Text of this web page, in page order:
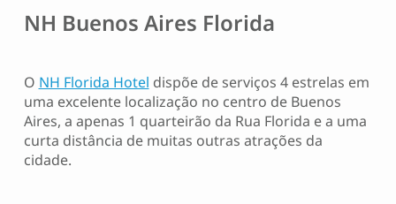
NH Buenos Aires Florida
O NH Florida Hotel dispõe de serviços 4 estrelas em
uma excelente localização no centro de Buenos
Aires, a apenas 1 quarteirão da Rua Florida e a uma
curta distância de muitas outras atrações da
cidade.